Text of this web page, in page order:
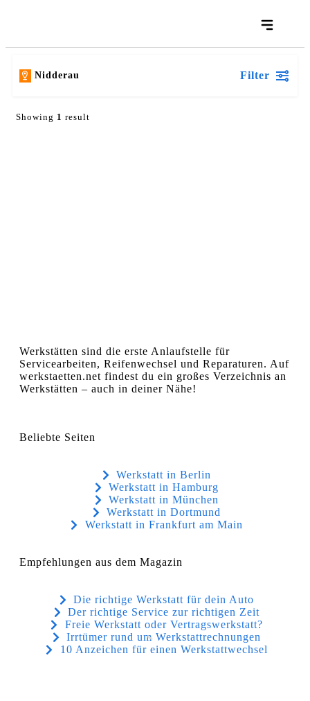
Nidderau Filter
Showing 1 result
Werkstätten sind die erste Anlaufstelle für
Servicearbeiten, Reifenwechsel und Reparaturen. Auf
werkstaetten.net findest du ein großes Verzeichnis an
Werkstätten – auch in deiner Nähe!
Beliebte Seiten
Werkstatt in Berlin
Werkstatt in Hamburg
Werkstatt in München
Werkstatt in Dortmund
Werkstatt in Frankfurt am Main
Empfehlungen aus dem Magazin
Die richtige Werkstatt für dein Auto
Der richtige Service zur richtigen Zeit
Freie Werkstatt oder Vertragswerkstatt?
Irrtümer rund um Werkstattrechnungen
10 Anzeichen für einen Werkstattwechsel